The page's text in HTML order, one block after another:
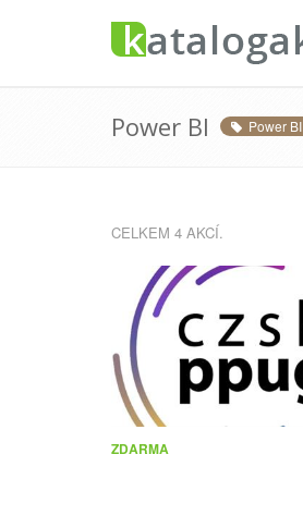
Power BI Power BI
CELKEM 4 AKCÍ.
ZDARMA